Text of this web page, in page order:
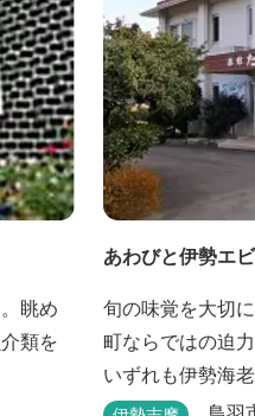
眺め
類を
あわびと伊勢エ
旬の味覚を大切
町ならではの迫
いずれも伊勢海老